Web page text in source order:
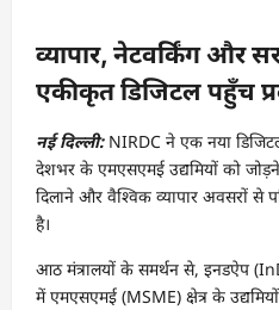
व्यापार, नेटवर्किंग और
एकीकृत डिजिटल पहुँच
नई दिल्ली:NIRDC ने एक नया
देशभर के एमएसएमई उद्यमियों को
दिलाने और वैश्विक व्यापार अवसरों से
है।
आठ मंत्रालयों के समर्थन से, इनडऐप
में एमएसएमई (MSME) क्षेत्र के